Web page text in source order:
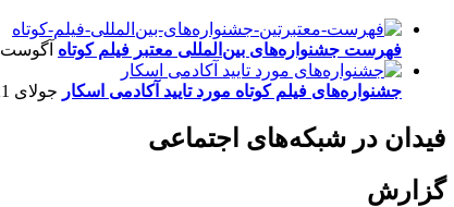
فهرست جشنواره‌های بین‌المللی معتبر فیلم کوتاه آگوست 13, 2019
جشنواره‌های فیلم کوتاه مورد تایید آکادمی اسکار جولای 21, 2017
فیدان در شبکه‌های اجتماعی
گزارش